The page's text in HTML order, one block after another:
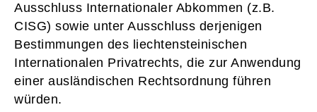
Ausschluss Internationaler Abkommen (z.B.
CISG) sowie unter Ausschluss derjenigen
Bestimmungen des liechtensteinischen
Internationalen Privatrechts, die zur Anwendung
einer ausländischen Rechtsordnung führen
würden.